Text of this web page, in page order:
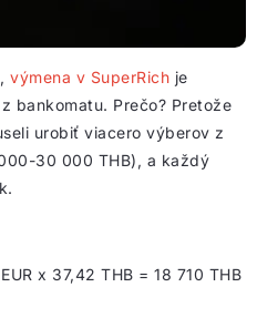
výmena v SuperRich je
bankomatu. Prečo? Pretože
urobiť viacero výberov z
30 000 THB), a každý
x 37,42 THB = 18 710 THB